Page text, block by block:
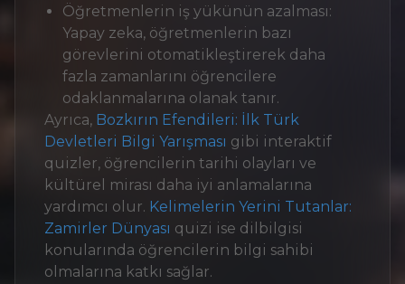
Öğretmenlerin iş yükünün azalması:
Yapay zeka, öğretmenlerin bazı
görevlerini otomatikleştirerek daha
fazla zamanlarını öğrencilere
odaklanmalarına olanak tanır.
Ayrıca, Bozkırın Efendileri: İlk Türk
Devletleri Bilgi Yarışması gibi interaktif
quizler, öğrencilerin tarihi olayları ve
kültürel mirası daha iyi anlamalarına
yardımcı olur. Kelimelerin Yerini Tutanlar:
Zamirler Dünyası quizi ise dilbilgisi
konularında öğrencilerin bilgi sahibi
olmalarına katkı sağlar.